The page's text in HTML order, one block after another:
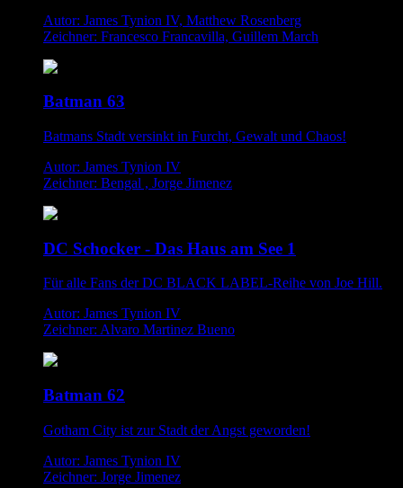
Autor: James Tynion IV, Matthew Rosenberg
Zeichner: Francesco Francavilla, Guillem March
Batman 63
Batmans Stadt versinkt in Furcht, Gewalt und Chaos!
Autor: James Tynion IV
Zeichner: Bengal , Jorge Jimenez
DC Schocker - Das Haus am See 1
Für alle Fans der DC BLACK LABEL-Reihe von Joe Hill.
Autor: James Tynion IV
Zeichner: Alvaro Martinez Bueno
Batman 62
Gotham City ist zur Stadt der Angst geworden!
Autor: James Tynion IV
Zeichner: Jorge Jimenez